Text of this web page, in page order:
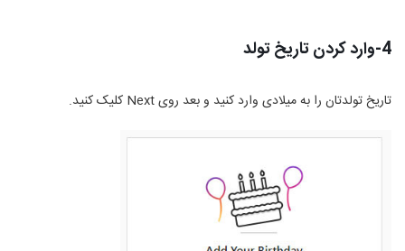
4-وارد کردن تاریخ تولد
تاریخ تولدتان را به میلادی وارد کنید و بعد رویNext کلیک کنید.